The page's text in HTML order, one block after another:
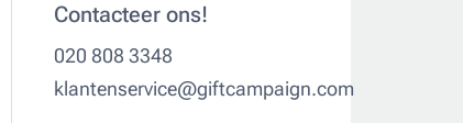
Contacteer ons!
020 808 3348
klantenservice@giftcampaign.com